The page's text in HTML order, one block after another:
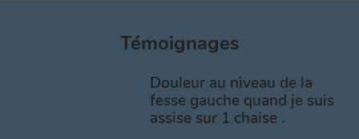
Témoignages
Douleur au niveau de la
fesse gauche quand je suis
assise sur 1 chaise .